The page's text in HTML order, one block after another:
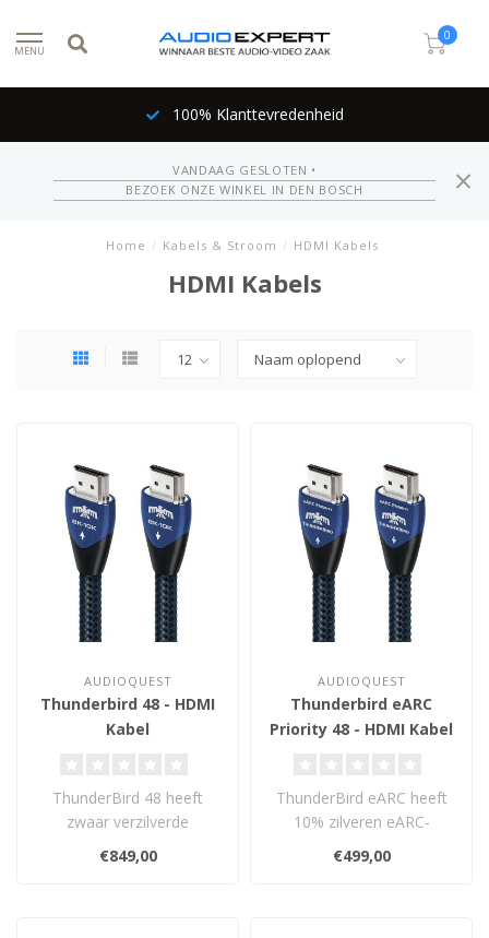
MENU
0
100% Klanttevredenheid
VANDAAG GESLOTEN •
BEZOEK ONZE WINKEL IN DEN BOSCH
Home / Kabels & Stroom / HDMI Kabels
HDMI Kabels
AUDIOQUEST
Thunderbird 48 - HDMI
Kabel
ThunderBird 48 heeft
zwaar verzilverde
geleiders voor video en
audio. Voor het ..
€849,00
AUDIOQUEST
Thunderbird eARC
Priority 48 - HDMI Kabel
ThunderBird eARC heeft
10% zilveren eARC-
geleiders en 10% zilveren
aardreferenti..
€499,00